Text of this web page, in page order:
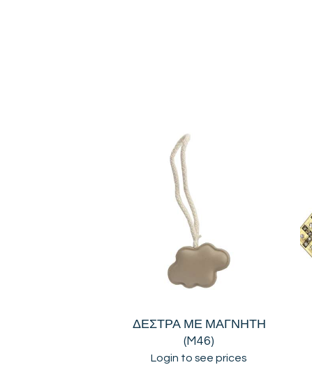
ΔΕΣΤΡΑ ΜΕ ΜΑΓΝΗΤΗ
(M46)
Login to see prices